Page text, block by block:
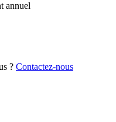
annuel
? Contactez-nous